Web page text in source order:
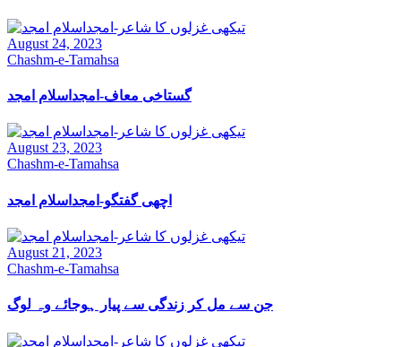
August 24, 2023
Chashm-e-Tamahsa
گستاخی معاف-امجداسلام امجد
August 23, 2023
Chashm-e-Tamahsa
اچھی گفتگو-امجداسلام امجد
August 21, 2023
Chashm-e-Tamahsa
جن سے مل کر زندگی سے پیار ہوجائے وہ لوگ